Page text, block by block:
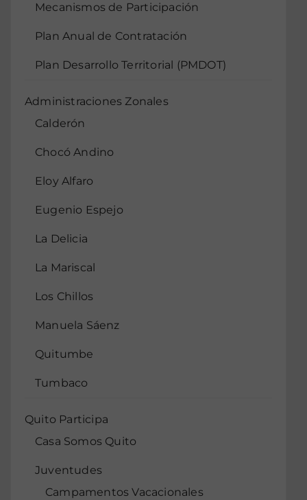
Mecanismos de Participación
Plan Anual de Contratación
Plan Desarrollo Territorial (PMDOT)
Administraciones Zonales
Calderón
Chocó Andino
Eloy Alfaro
Eugenio Espejo
La Delicia
La Mariscal
Los Chillos
Manuela Sáenz
Quitumbe
Tumbaco
Quito Participa
Casa Somos Quito
Juventudes
Campamentos Vacacionales